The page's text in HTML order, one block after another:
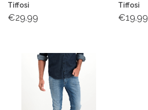
Tiffosi
€29.99
Tiffosi
€19.99